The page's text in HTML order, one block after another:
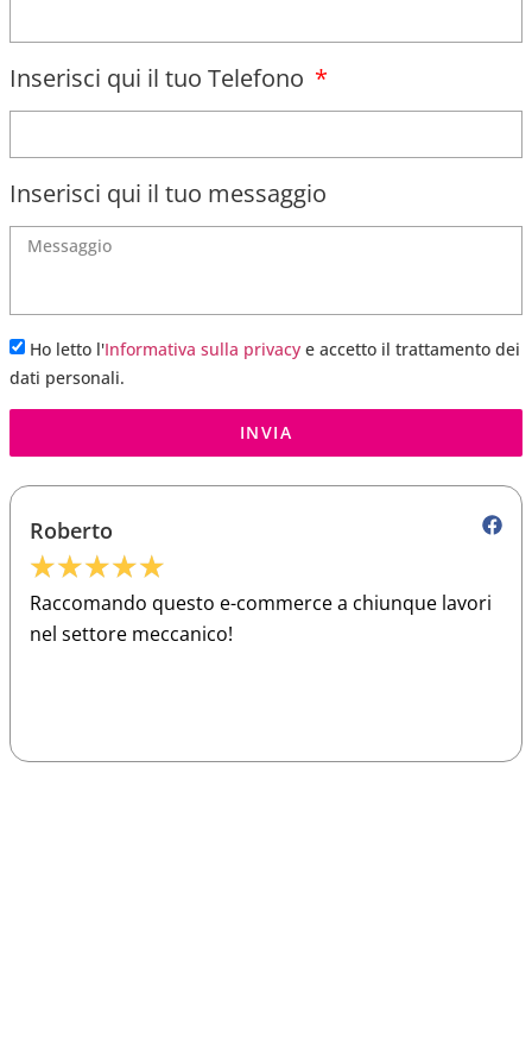
Inserisci qui il tuo Telefono
Inserisci qui il tuo messaggio
Ho letto l'Informativa sulla privacy e accetto il trattamento dei
dati personali.
INVIA
Roberto
★★★★★
Raccomando questo e-commerce a chiunque lavori
nel settore meccanico!